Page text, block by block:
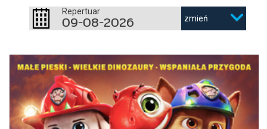
Repertuar
09-08-2026 zmień